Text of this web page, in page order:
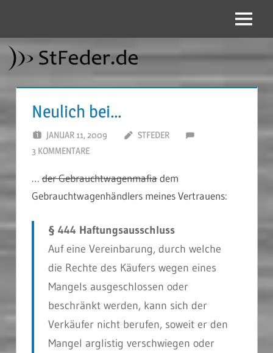
springen
Menü
Neulich bei…
JANUAR 11, 2009
STFEDER
3 KOMMENTARE
… der Gebrauchtwagenmafiadem
Gebrauchtwagenhändlers meines Vertrauens:
§ 444 Haftungsausschluss
Auf eine Vereinbarung, durch welche
die Rechte des Käufers wegen eines
Mangels ausgeschlossen oder
beschränkt werden, kann sich der
Verkäufer nicht berufen, soweit er den
Mangel arglistig verschwiegen oder